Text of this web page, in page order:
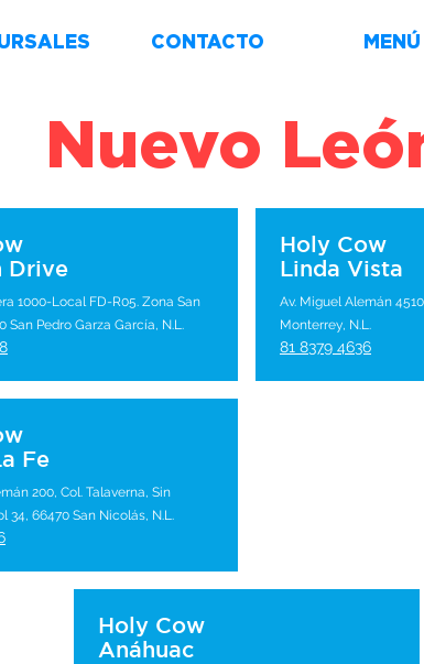
CONTACTO MENÚ
Nuevo
Drive
1000-Local FD-R05. Zona San
San Pedro Garza García, N.L.
Fe
200, Col. Talaverna, Sin
34, 66470 San Nicolás, N.L.
Holy Cow
Linda Vista
Av. Miguel Alemán
Monterrey, N.L.
81 8379 4636
Holy Cow
Anáhuac